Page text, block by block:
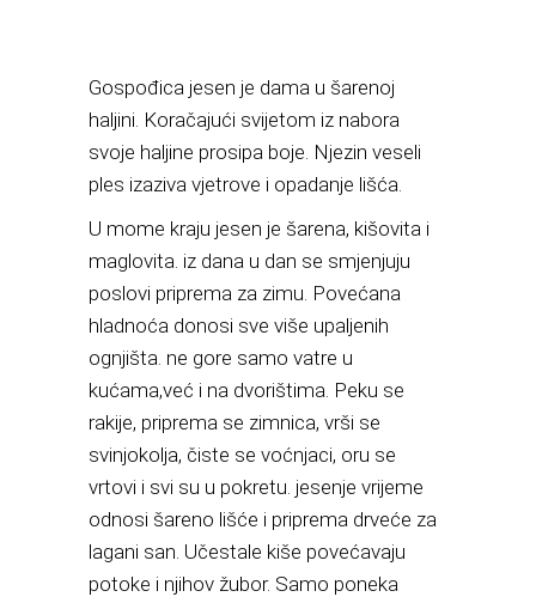
Gospođica jesen je dama u šarenoj
haljini. Koračajući svijetom iz nabora
svoje haljine prosipa boje. Njezin veseli
ples izaziva vjetrove i opadanje lišća.
U mome kraju jesen je šarena, kišovita i
maglovita. iz dana u dan se smjenjuju
poslovi priprema za zimu. Povećana
hladnoća donosi sve više upaljenih
ognjišta. ne gore samo vatre u
kućama,već i na dvorištima. Peku se
rakije, priprema se zimnica, vrši se
svinjokolja, čiste se voćnjaci, oru se
vrtovi i svi su u pokretu. jesenje vrijeme
odnosi šareno lišće i priprema drveće za
lagani san. Učestale kiše povećavaju
potoke i njihov žubor. Samo poneka